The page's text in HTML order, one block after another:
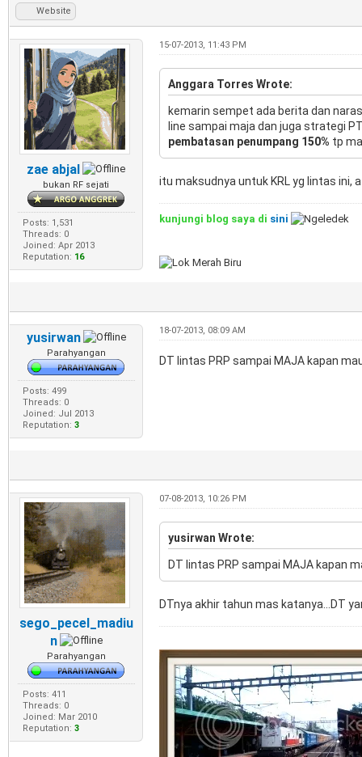
Website
zae abjal
bukan RF sejati
Posts: 1,531
Threads: 0
Joined: Apr 2013
Reputation: 16
15-07-2013, 11:43 PM
Anggara Torres Wrote:
kemarin sempet ada berita dan
line sampai maja dan juga strategi
pembatasan penumpang 150% tp
itu maksudnya untuk KRL yg lintas ini,
kunjungi blog saya di sini
yusirwan
Parahyangan
Posts: 499
Threads: 0
Joined: Jul 2013
Reputation: 3
18-07-2013, 08:09 AM
DT lintas PRP sampai MAJA kapan
sego_pecel_madiu
n
Parahyangan
Posts: 411
Threads: 0
Joined: Mar 2010
Reputation: 3
07-08-2013, 10:26 PM
yusirwan Wrote:
DT lintas PRP sampai MAJA kapan
DTnya akhir tahun mas katanya...DT